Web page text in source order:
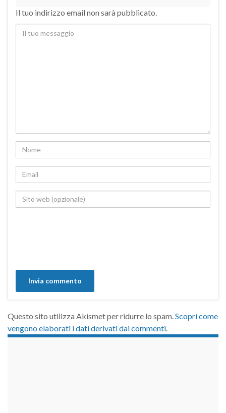
Il tuo indirizzo email non sarà pubblicato.
Questo sito utilizza Akismet per ridurre lo spam. Scopri come
vengono elaborati i dati derivati dai commenti